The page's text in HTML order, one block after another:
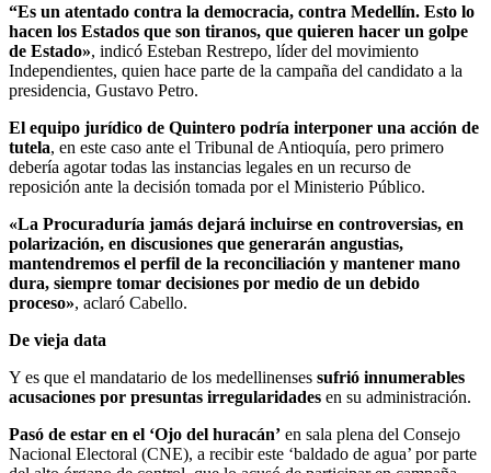
“Es un atentado contra la democracia, contra Medellín. Esto lo
hacen los Estados que son tiranos, que quieren hacer un golpe
de Estado», indicó Esteban Restrepo, líder del movimiento
Independientes, quien hace parte de la campaña del candidato a la
presidencia, Gustavo Petro.
El equipo jurídico de Quintero podría interponer una acción de
tutela, en este caso ante el Tribunal de Antioquía, pero primero
debería agotar todas las instancias legales en un recurso de
reposición ante la decisión tomada por el Ministerio Público.
«La Procuraduría jamás dejará incluirse en controversias, en
polarización, en discusiones que generarán angustias,
mantendremos el perfil de la reconciliación y mantener mano
dura, siempre tomar decisiones por medio de un debido
proceso», aclaró Cabello.
De vieja data
Y es que el mandatario de los medellinenses sufrió innumerables
acusaciones por presuntas irregularidades en su administración.
Pasó de estar en el ‘Ojo del huracán’ en sala plena del Consejo
Nacional Electoral (CNE), a recibir este ‘baldado de agua’ por parte